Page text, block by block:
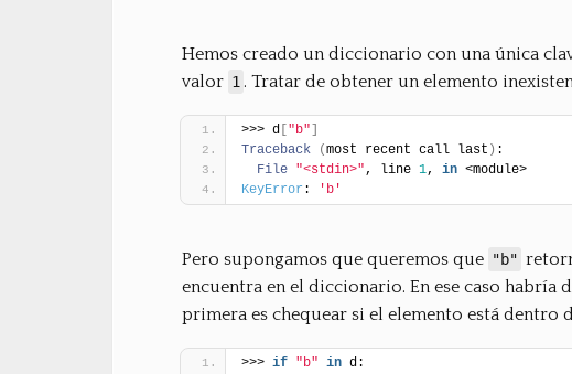
Hemos creado un diccionario con una única
valor 1 . Tratar de obtener un elemento
>>> d "b"
Traceback
(most recent call last ) :
File "<stdin>", line 1, in <module>
KeyError : 'b'
Pero supongamos que queremos que "b"
encuentra en el diccionario. En ese caso habría
primera es chequear si el elemento está dentro
>>> if "b" in d: